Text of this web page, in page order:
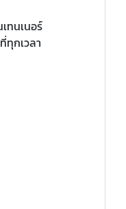
ทนเนอร์
ทุกเวลา